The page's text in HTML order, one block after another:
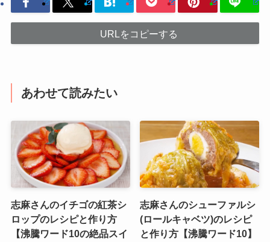
URLをコピーする
あわせて読みたい
志麻さんのイチゴの紅茶シ
ロップのレシピと作り方
【沸騰ワード10の絶品スイ
志麻さんのシューファルシ
(ロールキャベツ)のレシピ
と作り方【沸騰ワード10】